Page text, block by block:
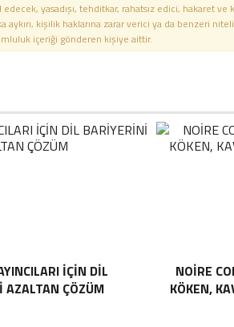
yasadışı, tehditkar, rahatsız edici, hakaret ve
aykırı, kişilik haklarına zarar verici ya da benzeri
içeriği gönderen kişiye aittir.
IÇIN DIL
AZALTAN ÇÖZÜM
NOIRE
KÖKEN,